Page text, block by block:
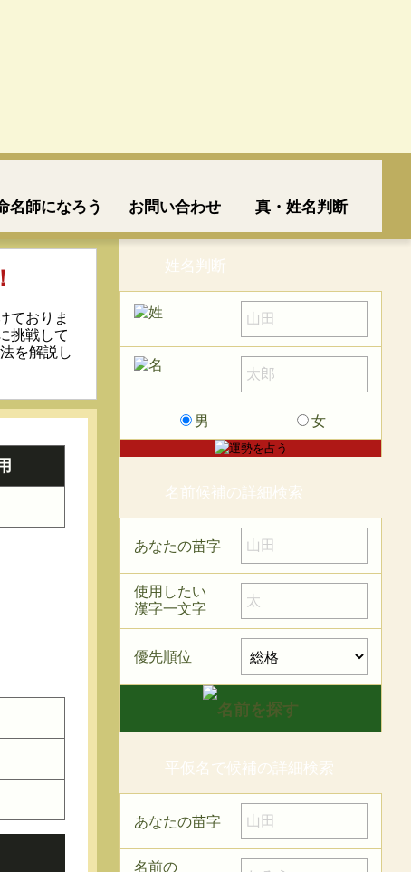
名師になろう お問い合わせ 真・姓名判断
ておりま
挑戦して
を解説し
姓名判断
男 女
名前候補の詳細検索
あなたの苗字
使用したい
漢字一文字
優先順位
平仮名で候補の詳細検索
あなたの苗字
名前の